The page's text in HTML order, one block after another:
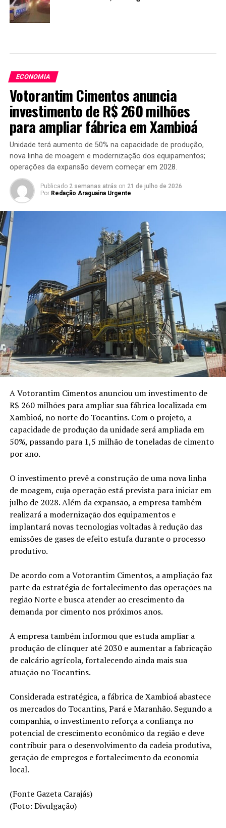
ECONOMIA
Votorantim Cimentos anuncia
investimento de R$ 260 milhões
para ampliar fábrica em Xambioá
Unidade terá aumento de 50% na capacidade de produção,
nova linha de moagem e modernização dos equipamentos;
operações da expansão devem começar em 2028.
Publicado 2 semanas atrás on 21 de julho de 2026
Por Redação Araguaina Urgente
A Votorantim Cimentos anunciou um investimento de
R$ 260 milhões para ampliar sua fábrica localizada em
Xambioá, no norte do Tocantins. Com o projeto, a
capacidade de produção da unidade será ampliada em
50%, passando para 1,5 milhão de toneladas de cimento
por ano.
O investimento prevê a construção de uma nova linha
de moagem, cuja operação está prevista para iniciar em
julho de 2028. Além da expansão, a empresa também
realizará a modernização dos equipamentos e
implantará novas tecnologias voltadas à redução das
emissões de gases de efeito estufa durante o processo
produtivo.
De acordo com a Votorantim Cimentos, a ampliação faz
parte da estratégia de fortalecimento das operações na
região Norte e busca atender ao crescimento da
demanda por cimento nos próximos anos.
A empresa também informou que estuda ampliar a
produção de clínquer até 2030 e aumentar a fabricação
de calcário agrícola, fortalecendo ainda mais sua
atuação no Tocantins.
Considerada estratégica, a fábrica de Xambioá abastece
os mercados do Tocantins, Pará e Maranhão. Segundo a
companhia, o investimento reforça a confiança no
potencial de crescimento econômico da região e deve
contribuir para o desenvolvimento da cadeia produtiva,
geração de empregos e fortalecimento da economia
local.
(Fonte Gazeta Carajás)
(Foto: Divulgação)